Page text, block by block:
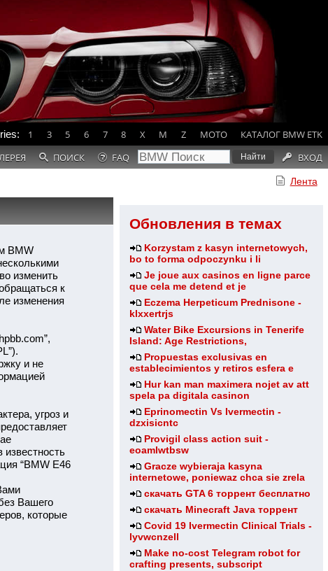
1 3 5 6 7 8 X M Z MOTO
КАТАЛОГ BMW ETK
ПОИСК FAQ ВХОД
Лента
Обновления в темах
Korzystam z kasyn internetowych,
bo to forma odpoczynku i li
Je joue aux casinos en ligne parce
que cela me detend et je
Eczema Herpeticum Prednisone -
klxxertrjs
Water Bike Excursions in Tenerife
Island: Age Restrictions,
Propuestas exclusivas en
establecimientos y retiros esfera e
Hur kan man maximera nojet av att
spela pa digitala casinon
Eprinomectin Vs Ivermectin -
dzxisicntc
Provigil class action suit -
eoamlwtbsw
Gracze wybieraja kasyna
internetowe, poniewaz chca sie zrela
скачать GTA 6 торрент бесплатно
скачать Minecraft Java торрент
Covid 19 Ivermectin Clinical Trials -
lyvwcnzell
Make no-cost Telegram robot for
crafting presents, subscript
BMW
изменить
к
изменения
и не
угроз и
“BMW E46
Вашего
которые